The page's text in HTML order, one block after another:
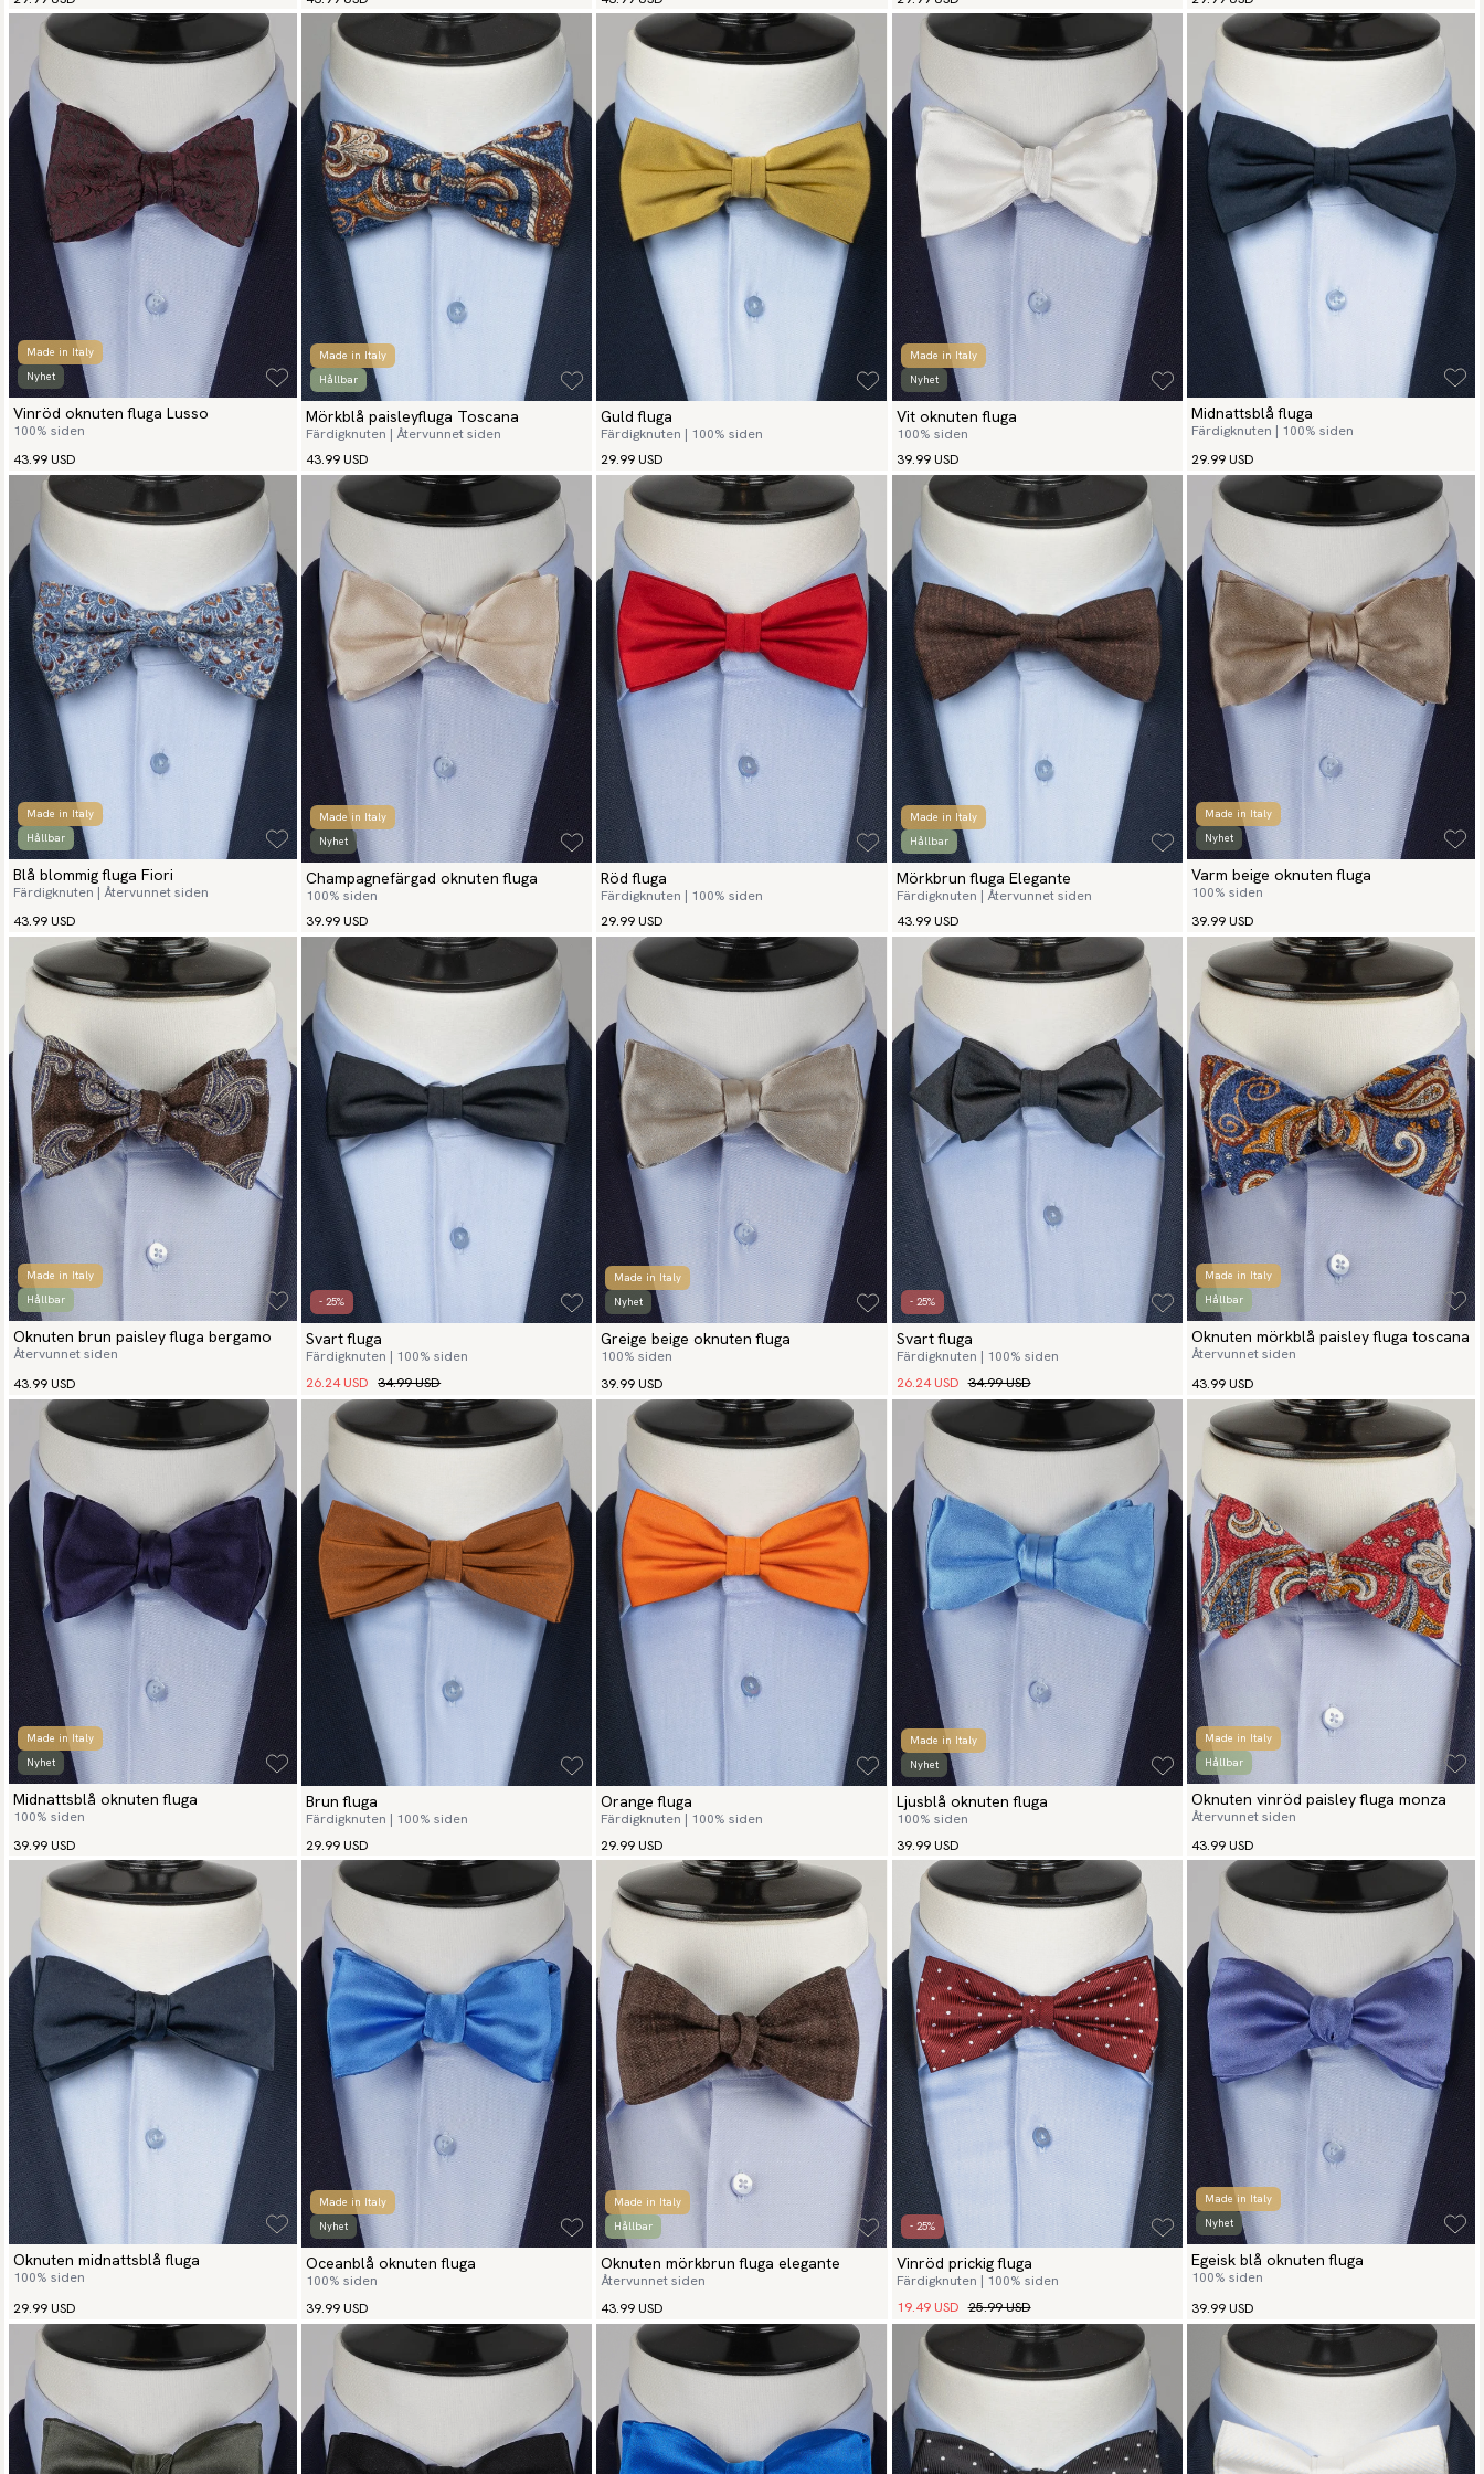
Made in Italy
Nyhet
Vinröd oknuten fluga Lusso
100% siden
43.99 USD
Made in Italy
Hållbar
Mörkblå paisleyfluga Toscana
Färdigknuten | Återvunnet siden
43.99 USD
Guld fluga
Färdigknuten | 100% siden
29.99 USD
Made in Italy
Nyhet
Vit oknuten fluga
100% siden
39.99 USD
Midnattsblå fluga
Färdigknuten | 100% siden
29.99 USD
Made in Italy
Hållbar
Blå blommig fluga Fiori
Färdigknuten | Återvunnet siden
43.99 USD
Made in Italy
Nyhet
Champagnefärgad oknuten fluga
100% siden
39.99 USD
Röd fluga
Färdigknuten | 100% siden
29.99 USD
Made in Italy
Hållbar
Mörkbrun fluga Elegante
Färdigknuten | Återvunnet siden
43.99 USD
Made in Italy
Nyhet
Varm beige oknuten fluga
100% siden
39.99 USD
Made in Italy
Hållbar
Oknuten brun paisley fluga bergamo
Återvunnet siden
43.99 USD
- 25%
Svart fluga
Färdigknuten | 100% siden
26.24 USD 34.99 USD
Made in Italy
Nyhet
Greige beige oknuten fluga
100% siden
39.99 USD
- 25%
Svart fluga
Färdigknuten | 100% siden
26.24 USD 34.99 USD
Made in Italy
Hållbar
Oknuten mörkblå paisley fluga toscana
Återvunnet siden
43.99 USD
Made in Italy
Nyhet
Midnattsblå oknuten fluga
100% siden
39.99 USD
Brun fluga
Färdigknuten | 100% siden
29.99 USD
Orange fluga
Färdigknuten | 100% siden
29.99 USD
Made in Italy
Nyhet
Ljusblå oknuten fluga
100% siden
39.99 USD
Made in Italy
Hållbar
Oknuten vinröd paisley fluga monza
Återvunnet siden
43.99 USD
Oknuten midnattsblå fluga
100% siden
29.99 USD
Made in Italy
Nyhet
Oceanblå oknuten fluga
100% siden
39.99 USD
Made in Italy
Hållbar
Oknuten mörkbrun fluga elegante
Återvunnet siden
43.99 USD
- 25%
Vinröd prickig fluga
Färdigknuten | 100% siden
19.49 USD 25.99 USD
Made in Italy
Nyhet
Egeisk blå oknuten fluga
100% siden
39.99 USD